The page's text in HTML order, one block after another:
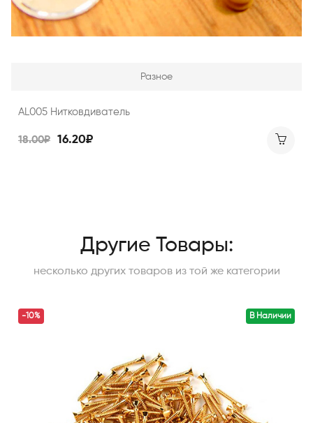
Разное
AL005 Нитковдиватель
18.00₽ 16.20₽
Другие Товары:
несколько других товаров из той же категории
В Наличии
-10%